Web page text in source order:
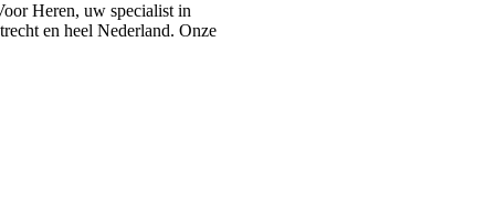
Heren, uw specialist in
en heel Nederland. Onze